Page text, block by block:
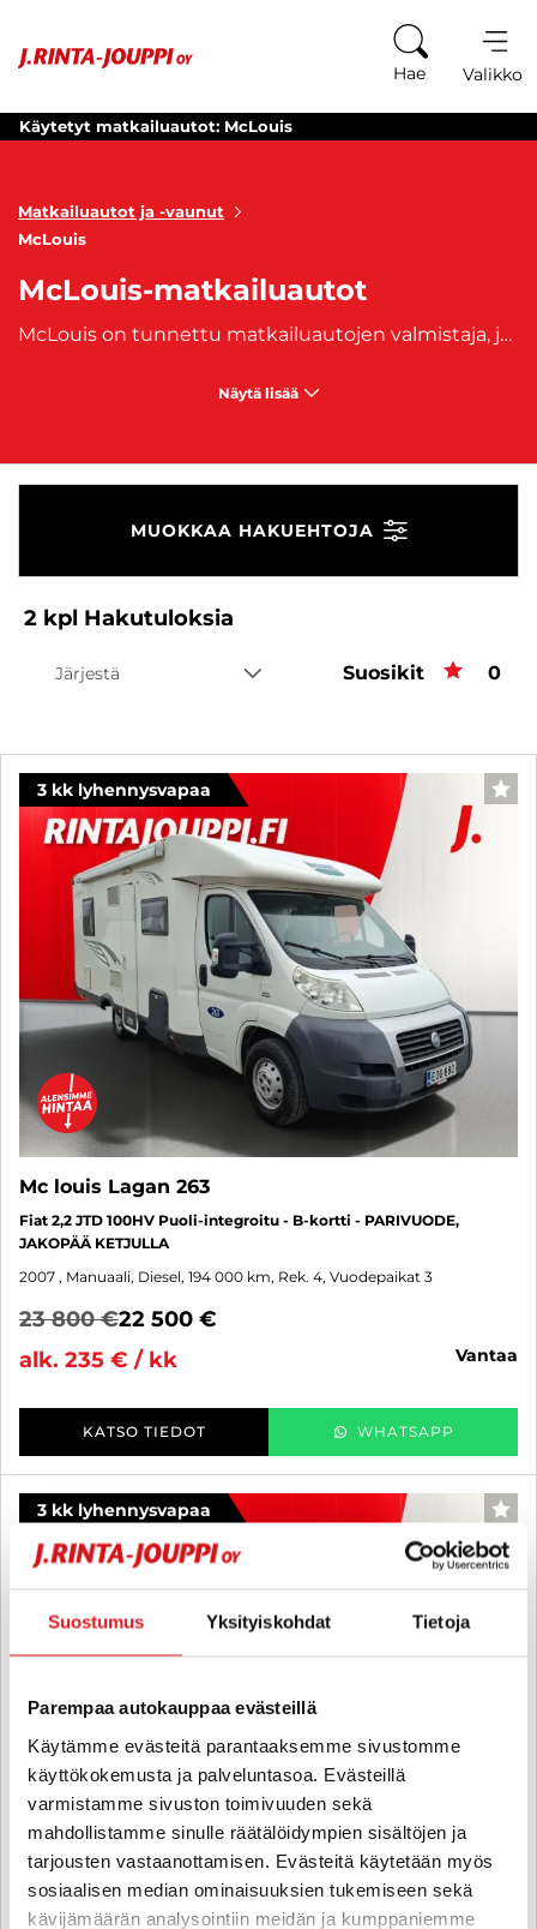
Suostumus Yksityiskohdat Tietoja
Parempaa autokauppaa evästeillä
Käytämme evästeitä parantaaksemme sivustomme
käyttökokemusta ja palveluntasoa. Evästeillä
varmistamme sivuston toimivuuden sekä
mahdollistamme sinulle räätälöidympien sisältöjen ja
tarjousten vastaanottamisen. Evästeitä käytetään myös
sosiaalisen median ominaisuuksien tukemiseen sekä
kävijämäärän analysointiin meidän ja kumppaniemme
Hae Valikko
Käytetyt matkailuautot: McLouis
Matkailuautot ja -vaunut
McLouis
McLouis-matkailuautot
McLouis on tunnettu matkailuautojen valmistaja, joka yhdistää tyylikkään suunnittelun ja innovatiiviset ratkaisut matkailuelämän tarpeisiin. McLouis-matkailuautot ovat saavuttaneet suosiota matkustajien keskuudessa tarjoamalla laadukkaita ajoneuvoja, jotka täyttävät vaativimmatkin odotukset. Yksi McLouis-matkailuautojen vahvuuksista on niiden monipuolisuus ja soveltuvuus erilaisiin matkailutarpeisiin. Riippumatta siitä, haluatko viikonloppureissulle luontoon tai suunnittelet pidempää seikkailua tien päällä, McLouis tarjoaa vaihtoehtoja, jotka vastaavat matkasi ainutlaatuisiin vaatimuksiin. McLouis-matkailuautot erottuvat myös huippuluokan varustelullaan, mikä takaa mukavan ja turvallisen matkustuskokemuksen. Mukavat nukkumatilat, toimivat keittiöratkaisut ja viihtyisät oleskelualueet tekevät McLouis-matkailuautoista kodin tuntuisia. Tutustu McLouis-matkailuautojen valikoimaan löytääksesi juuri sinulle sopivan vaihtoehdon. Olitpa sitten aloitteleva matkailuautoilija tai kokenut seikkailija, McLouis tarjoaa matkakumppanin, joka tekee jokaisesta matkasta nautinnollisen ja ikimuistoisen. McLouis - matkusta tyylillä ja luottamuksella. McLouisin valmistamia asuntoautojen malleja ovat mm. Nevis, MC4, Glamys, Menfys, Menfys S-Line sekä Menfys Prestige. Matkailuajoneuvoihimme on saatavilla myös edullinen
Näytä lisää
MUOKKAA HAKUEHTOJA
2 kpl Hakutuloksia
Järjestä Suosikit 0
3 kk lyhennysvapaa
Mc louis Lagan 263
Fiat 2,2 JTD 100HV Puoli-integroitu - B-kortti - PARIVUODE,
JAKOPÄÄ KETJULLA
2007 , Manuaali, Diesel, 194 000 km, Rek. 4, Vuodepaikat 3
23 800 €22 500 €
alk. 235 € / kk
vantaa
KATSO TIEDOT WHATSAPP
3 kk lyhennysvapaa
Mc louis Lagan 263